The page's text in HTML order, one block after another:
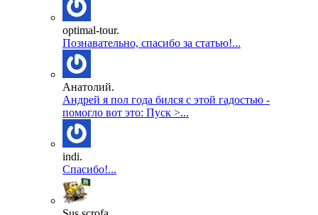
optimal-tour.
Познавательно, спасибо за статью!...
Анатолий.
Андрей я пол года бился с этой гадостью -
помогло вот это: Пуск >...
indi.
Спасибо!...